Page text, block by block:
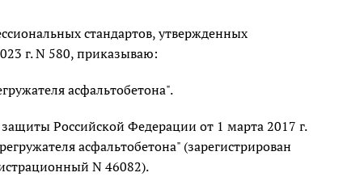
стандартов, утвержденных
г. N 580, приказываю:
асфальтобетона".
Российской Федерации от 1 марта 2017 г.
асфальтобетона" (зарегистрирован
N 46082).